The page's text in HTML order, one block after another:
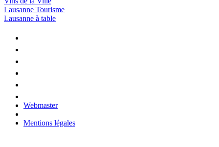
Lausanne Tourisme
Lausanne à table
Webmaster
–
Mentions légales